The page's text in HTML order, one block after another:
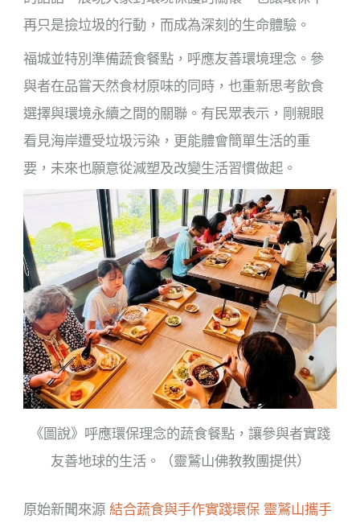
再只是撿垃圾的行動，而成為深刻的生命體驗。
福城並特別準備蔬食餐點，呼應友善環境理念。參
與者在品嘗天然食材原味的同時，也重新思考飲食
選擇與環境永續之間的關聯。有民眾表示，剛親眼
看見海岸遭受垃圾污染，更能體會簡單生活的重
要，未來也願意從減塑及改變生活習慣做起。
《圖說》呼應環保理念的蔬食餐點，讓參與者實踐
友善地球的生活。（靈鷲山佛教教團提供）
原始新聞來源結合蔬食與手作實踐環保 靈鷲山攜手